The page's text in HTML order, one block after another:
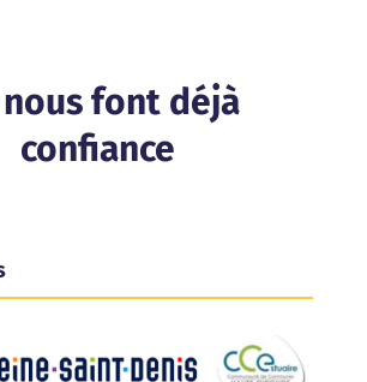
font déjà
confiance